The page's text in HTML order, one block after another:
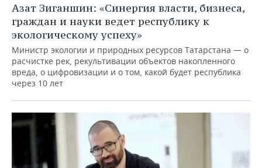
Азат Зиганшин: «Синергия власти, бизнеса,
граждан и науки ведет республику к
экологическому успеху»
Министр экологии и природных ресурсов Татарстана — о
расчистке рек, рекультивации объектов накопленного
вреда, о цифровизации и о том, какой будет республика
через 10 лет